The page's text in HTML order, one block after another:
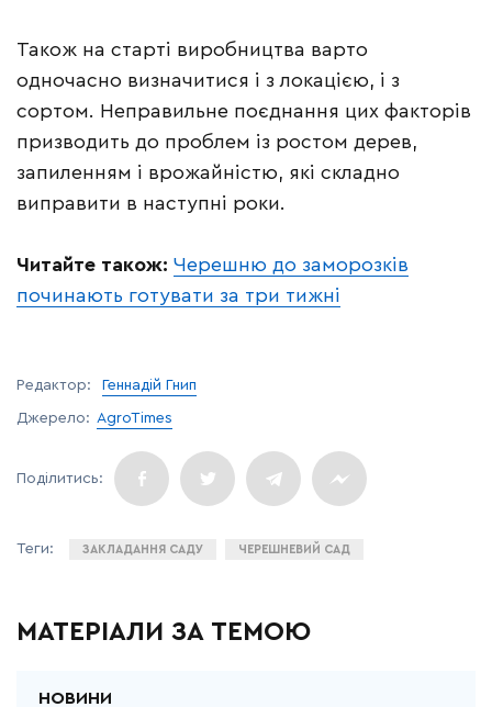
Також на старті виробництва варто
одночасно визначитися і з локацією, і з
сортом. Неправильне поєднання цих факторів
призводить до проблем із ростом дерев,
запиленням і врожайністю, які складно
виправити в наступні роки.
Читайте також: Черешню до заморозків
починають готувати за три тижні
Редактор: Геннадій Гнип
Джерело: AgroTimes
ЗАКЛАДАННЯ САДУ ЧЕРЕШНЕВИЙ САД
МАТЕРІАЛИ ЗА ТЕМОЮ